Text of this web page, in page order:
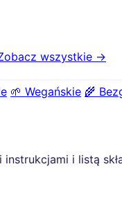
wszystkie →
🌱 Wegańskie 🌾
i listą